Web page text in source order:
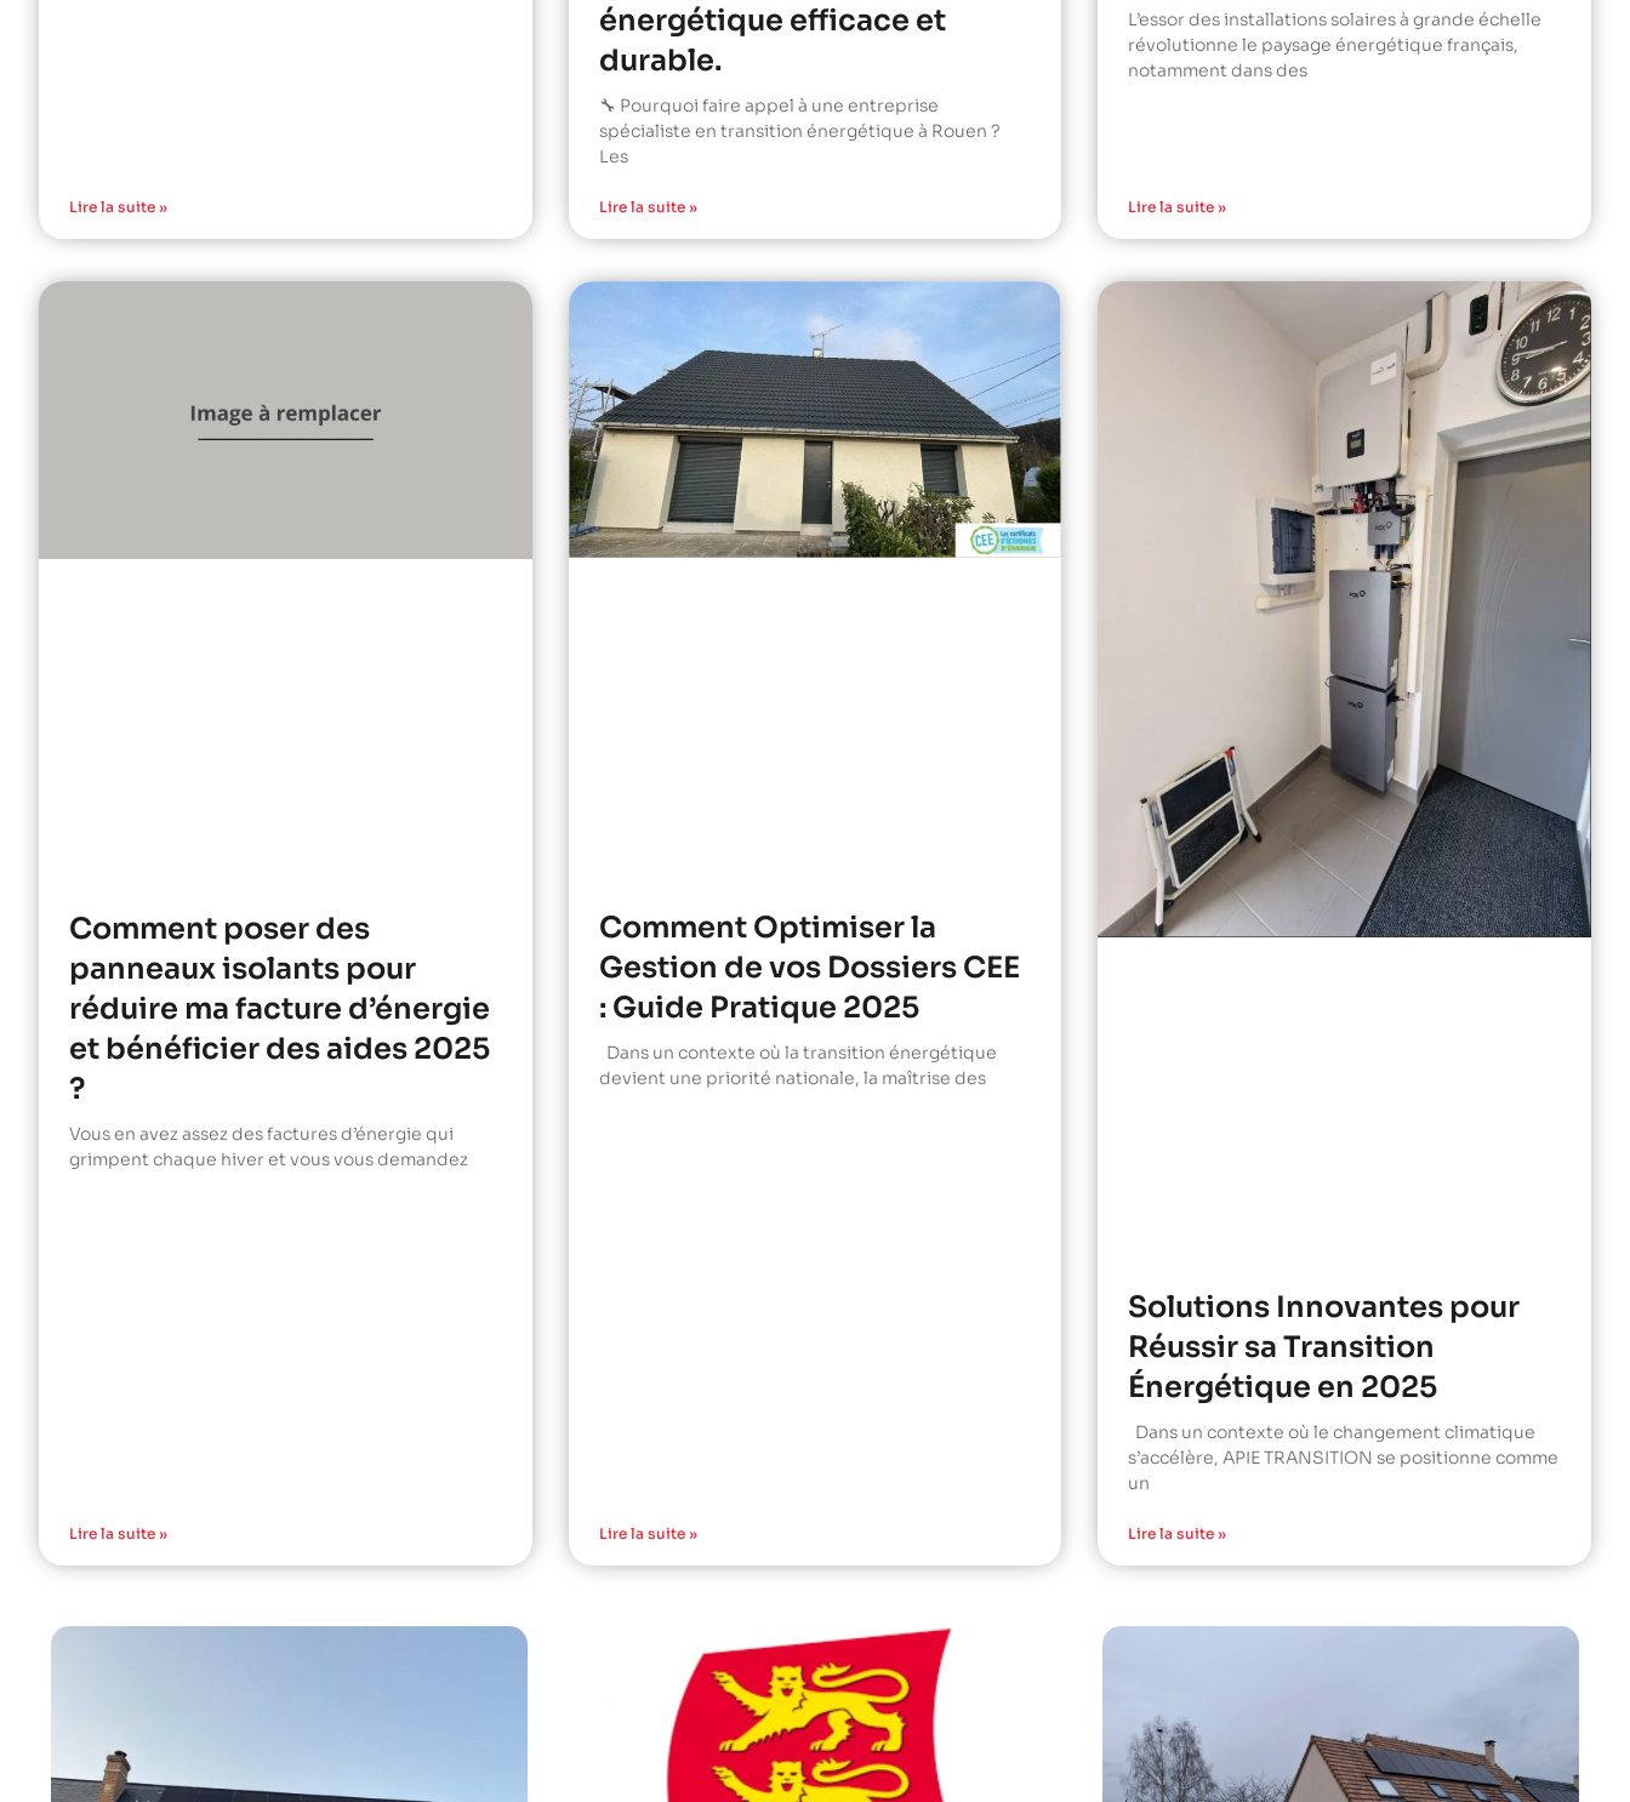
Lire la suite »
énergétique efficace et
durable.
🔧 Pourquoi faire appel à une entreprise
spécialiste en transition énergétique à Rouen ?
Les
Lire la suite »
L’essor des installations solaires à grande échelle
révolutionne le paysage énergétique français,
notamment dans des
Lire la suite »
Comment poser des
panneaux isolants pour
réduire ma facture d’énergie
et bénéficier des aides 2025
?
Vous en avez assez des factures d’énergie qui
grimpent chaque hiver et vous vous demandez
Lire la suite »
Comment Optimiser la
Gestion de vos Dossiers CEE
: Guide Pratique 2025
Dans un contexte où la transition énergétique
devient une priorité nationale, la maîtrise des
Lire la suite »
Solutions Innovantes pour
Réussir sa Transition
Énergétique en 2025
Dans un contexte où le changement climatique
s’accélère, APIE TRANSITION se positionne comme
un
Lire la suite »